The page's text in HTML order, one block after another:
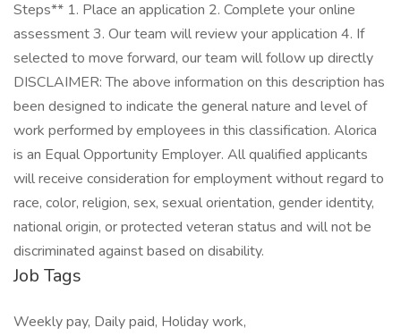
Steps** 1. Place an application 2. Complete your online
assessment 3. Our team will review your application 4. If
selected to move forward, our team will follow up directly
DISCLAIMER: The above information on this description has
been designed to indicate the general nature and level of
work performed by employees in this classification. Alorica
is an Equal Opportunity Employer. All qualified applicants
will receive consideration for employment without regard to
race, color, religion, sex, sexual orientation, gender identity,
national origin, or protected veteran status and will not be
discriminated against based on disability.
Job Tags
Weekly pay, Daily paid, Holiday work,